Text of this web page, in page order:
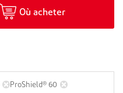
Où acheter
ProShield® 60